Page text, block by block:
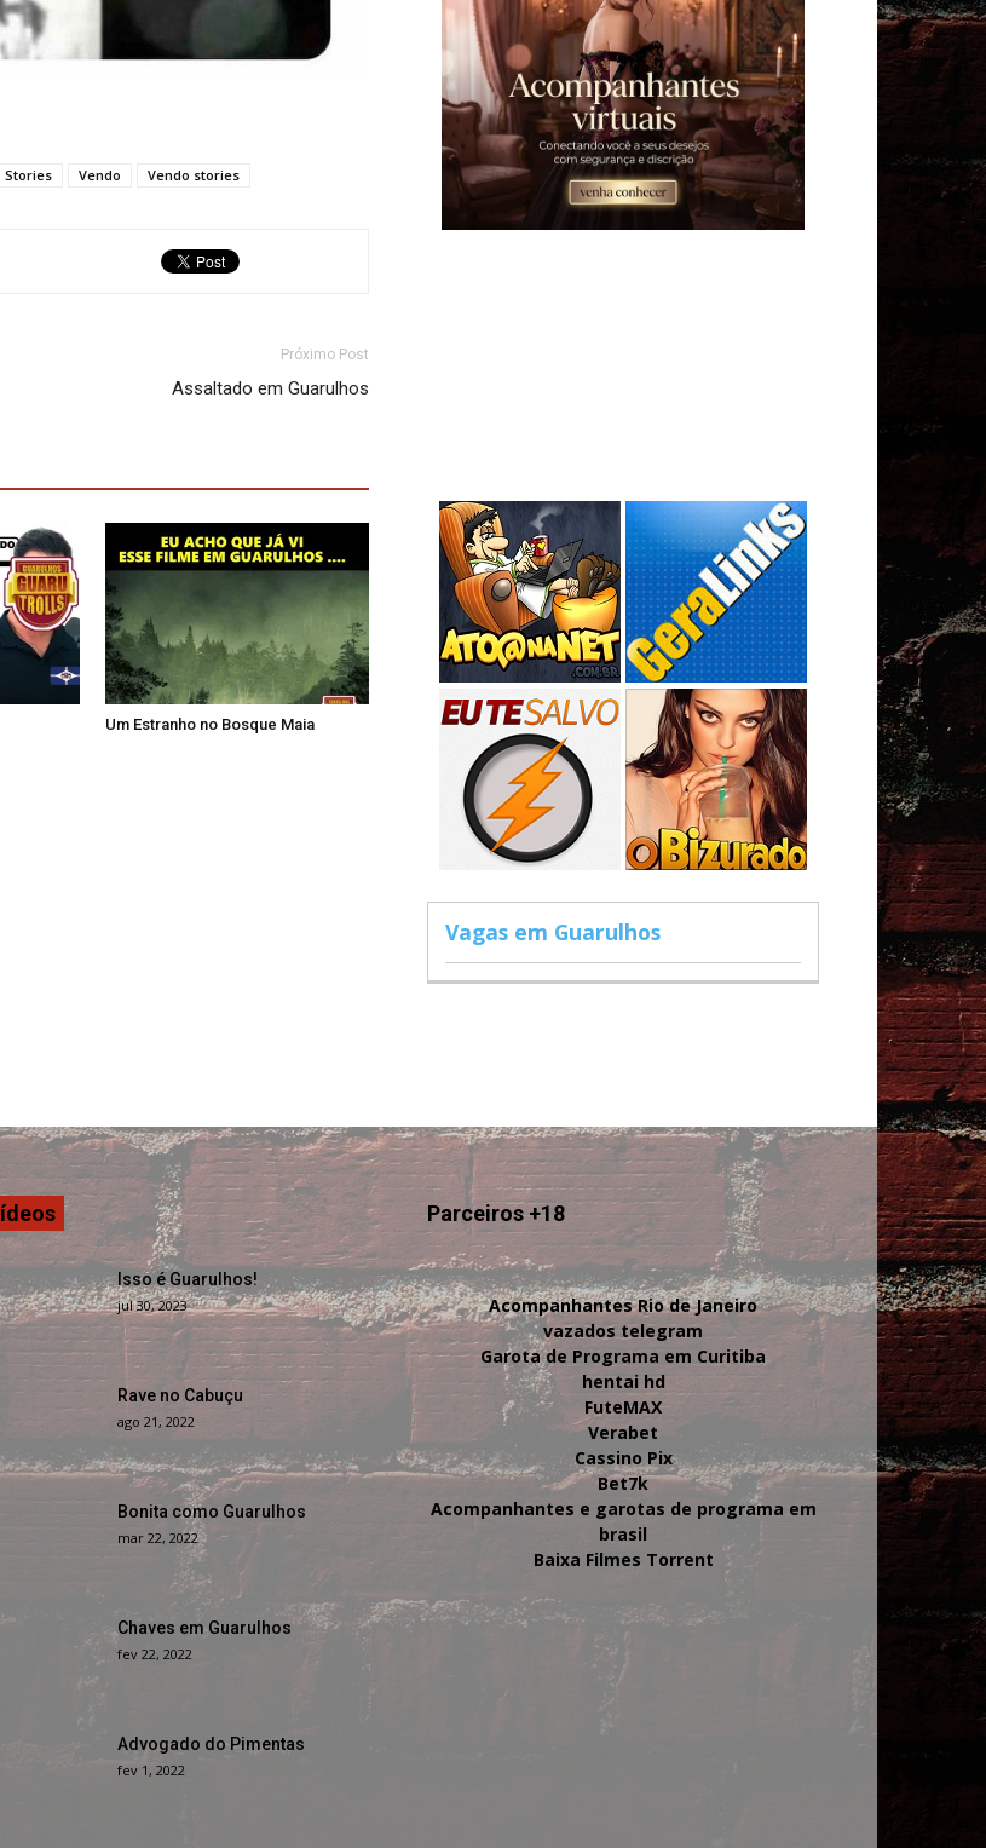
Stories Vendo Vendo stories
Próximo Post
Assaltado em Guarulhos
Um Estranho no Bosque Maia
Vagas em Guarulhos
Isso é Guarulhos!
jul 30, 2023
Rave no Cabuçu
ago 21, 2022
Bonita como Guarulhos
mar 22, 2022
Chaves em Guarulhos
fev 22, 2022
Advogado do Pimentas
fev 1, 2022
Parceiros +18
Acompanhantes Rio de Janeiro
vazados telegram
Garota de Programa em Curitiba
hentai hd
FuteMAX
Verabet
Cassino Pix
Bet7k
Acompanhantes e garotas de programa em
brasil
Baixa Filmes Torrent